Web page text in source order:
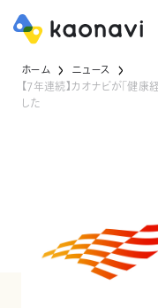
ホーム
ニュース
【7年連続】カオナビが「健
した